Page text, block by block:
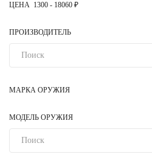
ЦЕНА 1300 - 18060 ₽
ПРОИЗВОДИТЕЛЬ
МАРКА ОРУЖИЯ
МОДЕЛЬ ОРУЖИЯ